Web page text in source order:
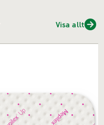
Visa allt